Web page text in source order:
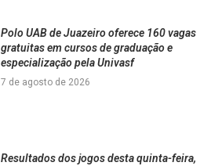
Polo UAB de Juazeiro oferece 160 vagas
gratuitas em cursos de graduação e
especialização pela Univasf
7 de agosto de 2026
Resultados dos jogos desta quinta-feira,